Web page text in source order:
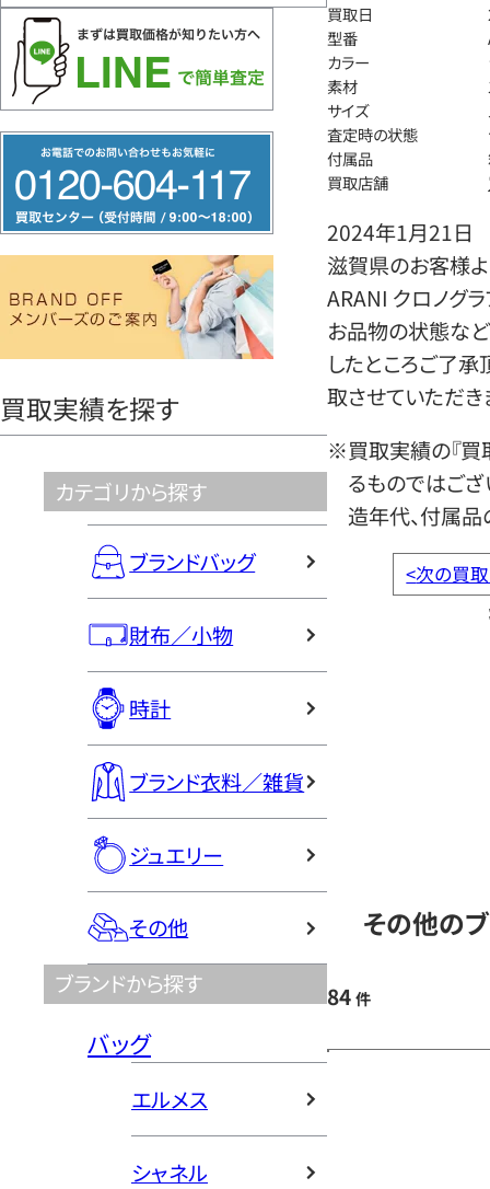
リ
ー
ヤ
買取実績を探す
カテゴリから探す
ブランドバッグ
財布／小物
時計
ブランド衣料／雑貨
ジュエリー
その他
ブランドから探す
バッグ
エルメス
シャネル
買取日
型番
カラー
素材
サイズ
査定時の状態
付属品
買取店舗
2024年1月21日
滋賀県のお客様
ARANI クロノグ
お品物の状態など
したところご了
取させていただき
※買取実績の『買
るものではござ
造年代、付属品
<次の買
その他の
84 件